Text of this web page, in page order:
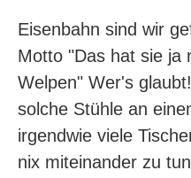
Eisenbahn sind wir
Motto "Das hat sie ja
Welpen" Wer's
solche Stühle an
irgendwie viele
nix miteinander zu